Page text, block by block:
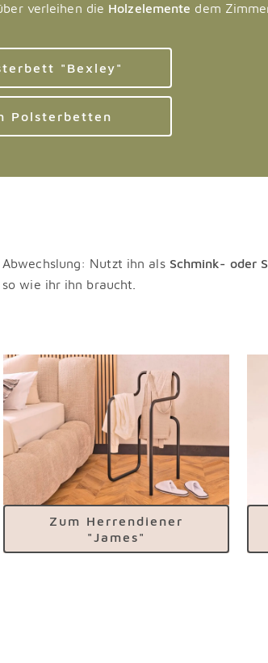
verleihen die Holzelemente dem
"Bexley"
Polsterbetten
Abwechslung: Nutzt ihn als Schmink- oder
so wie ihr ihn braucht.
Zum Herrendiener
"James"